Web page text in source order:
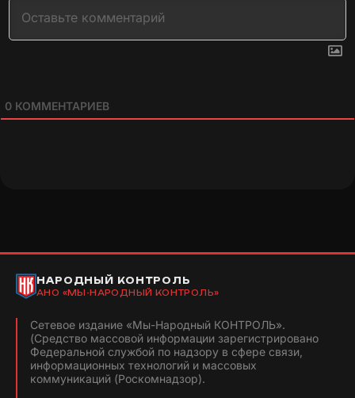
0 КОММЕНТАРИЕВ
НАРОДНЫЙ КОНТРОЛЬ
АНО «МЫ-НАРОДНЫЙ КОНТРОЛЬ»
Сетевое издание «Мы-Народный КОНТРОЛЬ».
(Средство массовой информации зарегистрировано
Федеральной службой по надзору в сфере связи,
информационных технологий и массовых
коммуникаций (Роскомнадзор).